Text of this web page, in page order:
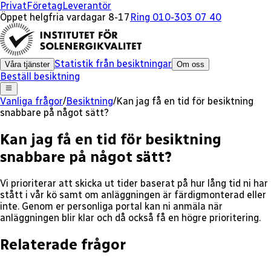
PrivatFöretagLeverantör
Öppet helgfria vardagar 8-17 Ring 010-303 07 40
Våra tjänster Statistik från besiktningar Om oss
Beställ besiktning
Vanliga frågor/Besiktning/Kan jag få en tid för besiktning
snabbare på något sätt?
Kan jag få en tid för besiktning
snabbare på något sätt?
Vi prioriterar att skicka ut tider baserat på hur lång tid ni har
stått i vår kö samt om anläggningen är färdigmonterad eller
inte. Genom er personliga portal kan ni anmäla när
anläggningen blir klar och då också få en högre prioritering.
Relaterade frågor